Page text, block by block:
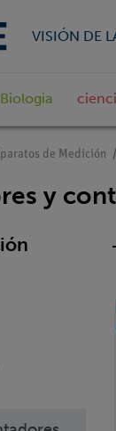
VISIÓN DE
Biologia
de Medición
y